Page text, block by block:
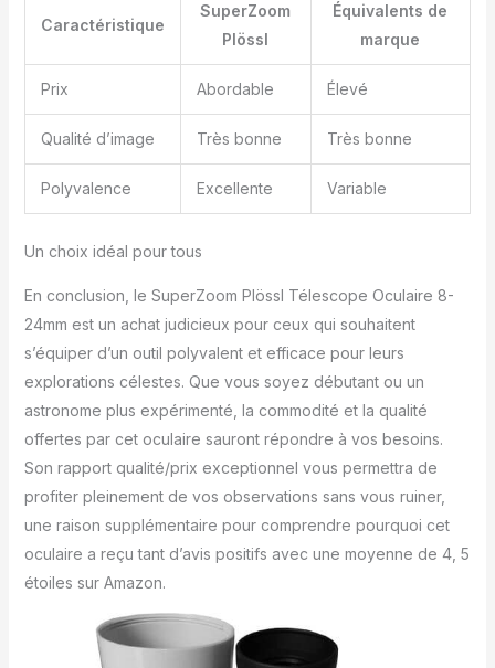
Caractéristique
SuperZoom
Plössl
Équivalents de
marque
Prix Abordable Élevé
Qualité d’image Très bonne Très bonne
Polyvalence Excellente Variable
Un choix idéal pour tous
En conclusion, le SuperZoom Plössl Télescope Oculaire 8-
24mm est un achat judicieux pour ceux qui souhaitent
s’équiper d’un outil polyvalent et efficace pour leurs
explorations célestes. Que vous soyez débutant ou un
astronome plus expérimenté, la commodité et la qualité
offertes par cet oculaire sauront répondre à vos besoins.
Son rapport qualité/prix exceptionnel vous permettra de
profiter pleinement de vos observations sans vous ruiner,
une raison supplémentaire pour comprendre pourquoi cet
oculaire a reçu tant d’avis positifs avec une moyenne de 4, 5
étoiles sur Amazon.